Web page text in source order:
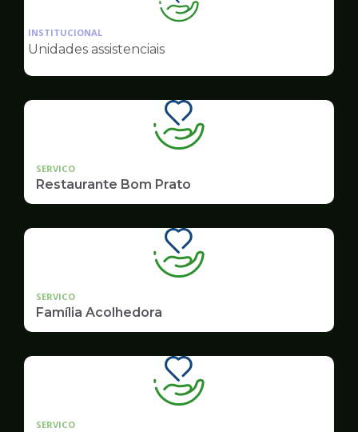
Ilustração
da
Assistência
INSTITUCIONAL
Unidades assistenciais
SERVICO
Restaurante Bom Prato
SERVICO
Família Acolhedora
SERVICO